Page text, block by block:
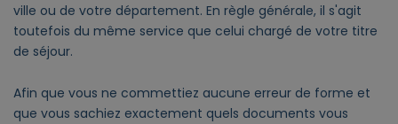
ville ou de votre département. En règle générale, il s'agit
toutefois du même service que celui chargé de votre titre
de séjour.
Afin que vous ne commettiez aucune erreur de forme et
que vous sachiez exactement quels documents vous